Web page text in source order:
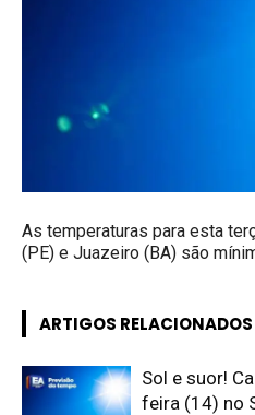
As temperaturas para esta
(PE) e Juazeiro (BA) são
ARTIGOS RELACIONADOS
Sol e suor!
feira (14) no